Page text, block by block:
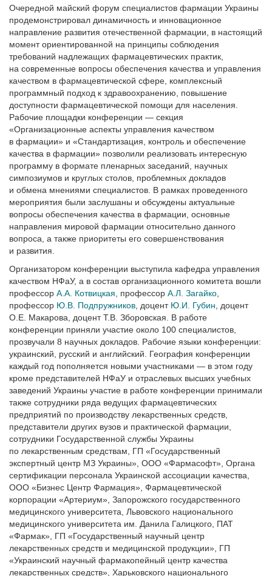
Очередной майский форум специалистов фармации Украины
продемонстрировал динамичность и инновационное
направление развития отечественной фармации, в настоящий
момент ориентированной на принципы соблюдения
требований надлежащих фармацевтических практик,
на современные вопросы обеспечения качества и управления
качеством в фармацевтической сфере, комплексный
программный подход к здравоохранению, повышение
доступности фармацевтической помощи для населения.
Рабочие площадки конференции — секция
«Организационные аспекты управления качеством
в фармации» и «Стандартизация, контроль и обеспечение
качества в фармации» позволили реализовать интересную
программу в формате пленарных заседаний, научных
симпозиумов и круглых столов, проблемных докладов
и обмена мнениями специалистов. В рамках проведенного
мероприятия были заслушаны и обсуждены актуальные
вопросы обеспечения качества в фармации, основные
направления мировой фармации относительно данного
вопроса, а также приоритеты его совершенствования
и развития.
Организатором конференции выступила кафедра управления
качеством НФаУ, а в состав организационного комитета вошли
профессор А.А. Котвицкая , профессор А.Л. Загайко
профессор Ю.В. Подпружников , доцент Ю.И. Губин , доцент
О.Е. Макарова, доцент Т.В. Зборовская. В работе
конференции приняли участие около 100 специалистов,
прозвучали 8 научных докладов. Рабочие языки конференции:
украинский, русский и английский. География конференции
каждый год пополняется новыми участниками — в этом году
кроме представителей НФаУ и отраслевых высших учебных
заведений Украины участие в работе конференции принимали
также сотрудники ряда ведущих фармацевтических
предприятий по производству лекарственных средств,
представители других вузов и практической фармации,
сотрудники Государственной службы Украины
по лекарственным средствам, ГП «Государственный
экспертный центр МЗ Украины», ООО «Фармасофт», Органа
сертификации персонала Украинской ассоциации качества,
ООО «Бизнес Центр Фармация», Фармацевтической
корпорации «Артериум», Запорожского государственного
медицинского университета, Львовского национального
медицинского университета им. Данила Галицкого, ПАТ
«Фармак», ГП «Государственный научный центр
лекарственных средств и медицинской продукции», ГП
«Украинский научный фармакопейный центр качества
лекарственных средств», Харьковского национального